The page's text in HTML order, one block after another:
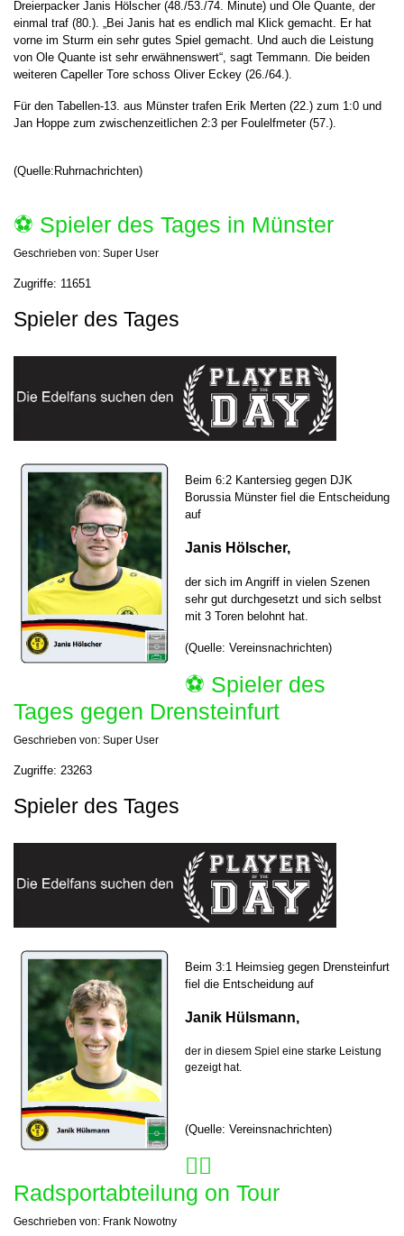
Dreierpacker Janis Hölscher (48./53./74. Minute) und Ole Quante, der
einmal traf (80.). „Bei Janis hat es endlich mal Klick gemacht. Er hat
vorne im Sturm ein sehr gutes Spiel gemacht. Und auch die Leistung
von Ole Quante ist sehr erwähnenswert“, sagt Temmann. Die beiden
weiteren Capeller Tore schoss Oliver Eckey (26./64.).
Für den Tabellen-13. aus Münster trafen Erik Merten (22.) zum 1:0 und
Jan Hoppe zum zwischenzeitlichen 2:3 per Foulelfmeter (57.).
(Quelle:Ruhrnachrichten)
⚽️ Spieler des Tages in Münster
Geschrieben von: Super User
Zugriffe: 11651
Spieler des Tages
Beim 6:2 Kantersieg gegen DJK
Borussia Münster fiel die Entscheidung
auf
Janis Hölscher,
der sich im Angriff in vielen Szenen
sehr gut durchgesetzt und sich selbst
mit 3 Toren belohnt hat.
(Quelle: Vereinsnachrichten)
⚽️ Spieler des
Tages gegen Drensteinfurt
Geschrieben von: Super User
Zugriffe: 23263
Spieler des Tages
Beim 3:1 Heimsieg gegen Drensteinfurt
fiel die Entscheidung auf
Janik Hülsmann,
der in diesem Spiel eine starke Leistung
gezeigt hat.
(Quelle: Vereinsnachrichten)
🚴‍♂️
Radsportabteilung on Tour
Geschrieben von: Frank Nowotny